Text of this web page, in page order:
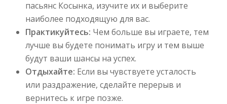
пасьянс Косынка, изучите их и выберите
наиболее подходящую для вас.
Практикуйтесь: Чем больше вы играете, тем
лучше вы будете понимать игру и тем выше
будут ваши шансы на успех.
Отдыхайте: Если вы чувствуете усталость
или раздражение, сделайте перерыв и
вернитесь к игре позже.